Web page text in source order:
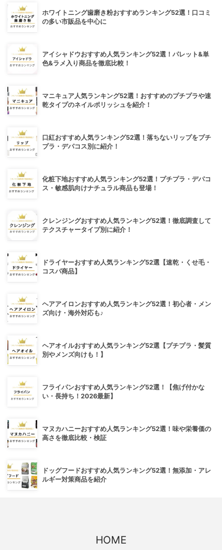
ホワイトニング歯磨き粉おすすめランキング52選！口コミ
の多い市販品を中心に
アイシャドウおすすめ人気ランキング52選！パレット&単
色&ラメ入り商品を徹底比較！
マニキュア人気ランキング52選！おすすめのプチプラや速
乾タイプのネイルポリッシュを紹介！
口紅おすすめ人気ランキング52選！落ちないリップをプチ
プラ・デパコス別に紹介！
化粧下地おすすめ人気ランキング52選！プチプラ・デパコ
ス・敏感肌向けナチュラル商品も登場！
クレンジングおすすめ人気ランキング52選！徹底調査して
テクスチャータイプ別に紹介！
ドライヤーおすすめ人気ランキング52選【速乾・くせ毛・
コスパ商品】
ヘアアイロンおすすめ人気ランキング52選！初心者・メン
ズ向け・海外対応も♪
ヘアオイルおすすめ人気ランキング52選【プチプラ・髪質
別やメンズ向けも！】
フライパンおすすめ人気ランキング52選！【焦げ付かな
い・長持ち！2026最新】
マヌカハニーおすすめ人気ランキング52選！味や栄養価の
高さを徹底比較・検証
ドッグフードおすすめ人気ランキング52選！無添加・アレ
ルギー対策商品を紹介
HOME